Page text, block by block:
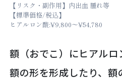
【リスク・副作用】内出血 腫れ等
【標準価格/税込】
ヒアルロン酸:¥9,800～¥54,780
額（おでこ）にヒアル
額の形を形成したり、